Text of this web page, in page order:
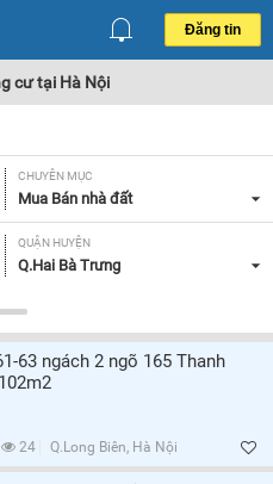
Đăng tin
cư tại Hà Nội
CHUYÊN MỤC
Mua Bán nhà đất
QUẬN HUYỆN
Q.Hai Bà Trưng
MỨC GIÁ
Tất cả
CĂN GÓC/ CĂN THƯỜNG
HƯỚNG BAN CÔNG
Tất cả
63 ngách 2 ngõ 165 Thanh
24 Q.Long Biên, Hà Nội